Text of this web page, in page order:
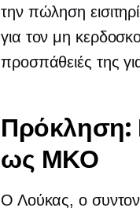
την πώληση
για τον μη
προσπάθειές της
Πρόκληση:
ως ΜΚΟ
Ο Λούκας, ο